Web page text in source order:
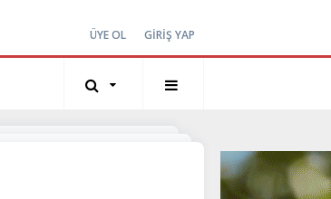
ÜYE OL GİRİŞ YAP